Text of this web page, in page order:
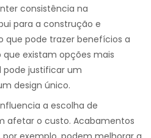
consistência na
para a construção e
pode trazer benefícios a
que existam opções mais
pode justificar um
design único.
a escolha de
afetar o custo. Acabamentos